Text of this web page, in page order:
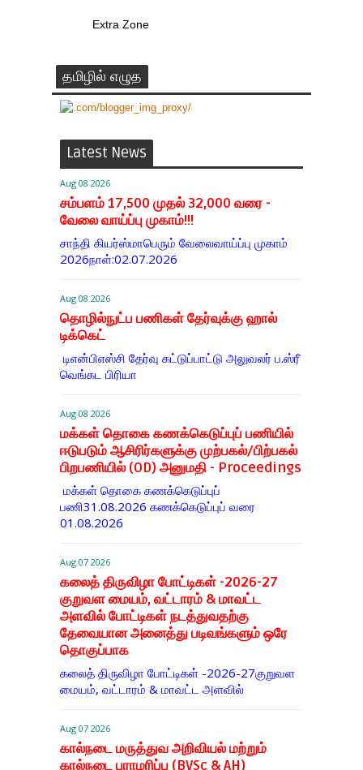
Extra Zone
தமிழில் எழுத
Latest News
Aug 08 2026
சம்பளம் 17,500 முதல் 32,000 வரை -
வேலை வாய்ப்பு முகாம்!!!
சாந்தி கியர்ஸ்மாபெரும் வேலைவாய்ப்பு முகாம்
2026நாள்:02.07.2026
Aug 08 2026
தொழில்நுட்ப பணிகள் தேர்வுக்கு ஹால் ​
டிக்கெட்
டிஎன்​பிஎஸ்சி தேர்வு கட்​டுப்​பாட்டு அலு​வலர் ப.ஸ்ரீ
வெங்கட பிரியா
Aug 08 2026
மக்கள் தொகை கணக்கெடுப்புப் பணியில்
ஈடுபடும் ஆசிரிர்களுக்கு முற்பகல்/பிற்பகல்
பிறபணியில் (OD) அனுமதி - Proceedings
மக்கள் தொகை கணக்கெடுப்புப்
பணி31.08.2026 கணக்கெடுப்புப் வரை
01.08.2026
Aug 07 2026
கலைத் திருவிழா போட்டிகள் -2026-27
குறுவள மையம், வட்டாரம் & மாவட்ட
அளவில் போட்டிகள் நடத்துவதற்கு
தேவையான அனைத்து படிவங்களும் ஒரே
தொகுப்பாக
கலைத் திருவிழா போட்டிகள் -2026-27குறுவள
மையம், வட்டாரம் & மாவட்ட அளவில்
Aug 07 2026
கால்நடை மருத்துவ அறிவியல் மற்றும்
கால்நடை பராமரிப்பு (BVSc & AH)